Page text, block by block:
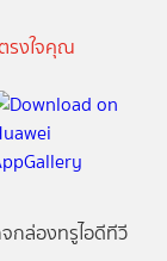
รงใจคุณ
กล่องทรูไอดีทีวี